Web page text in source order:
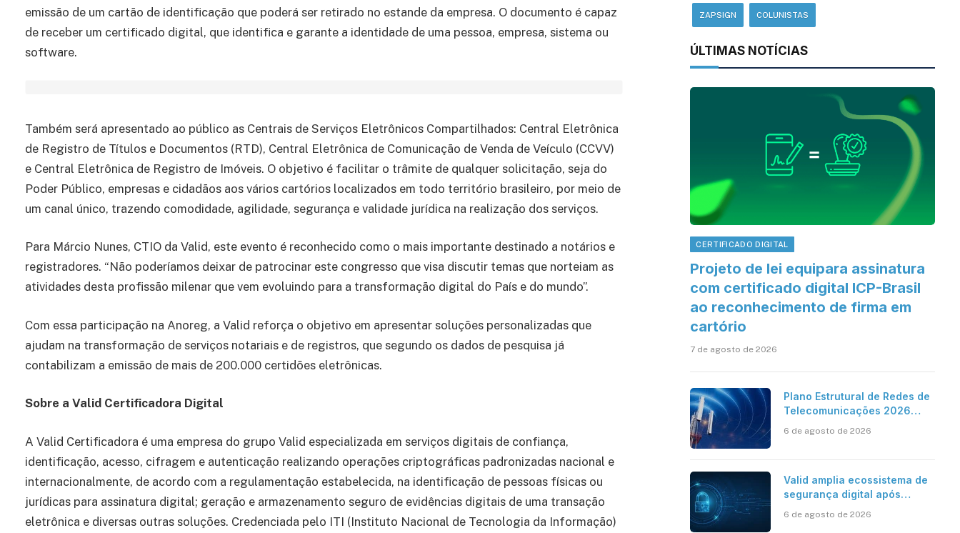
emissão de um cartão de identificação que poderá ser retirado no estande da empresa. O documento é capaz
de receber um certificado digital, que identifica e garante a identidade de uma pessoa, empresa, sistema ou
software.
Também será apresentado ao público as Centrais de Serviços Eletrônicos Compartilhados: Central Eletrônica
de Registro de Títulos e Documentos (RTD), Central Eletrônica de Comunicação de Venda de Veículo (CCVV)
e Central Eletrônica de Registro de Imóveis. O objetivo é facilitar o trâmite de qualquer solicitação, seja do
Poder Público, empresas e cidadãos aos vários cartórios localizados em todo território brasileiro, por meio de
um canal único, trazendo comodidade, agilidade, segurança e validade jurídica na realização dos serviços.
Para Márcio Nunes, CTIO da Valid, este evento é reconhecido como o mais importante destinado a notários e
registradores. “Não poderíamos deixar de patrocinar este congresso que visa discutir temas que norteiam as
atividades desta profissão milenar que vem evoluindo para a transformação digital do País e do mundo”.
Com essa participação na Anoreg, a Valid reforça o objetivo em apresentar soluções personalizadas que
ajudam na transformação de serviços notariais e de registros, que segundo os dados de pesquisa já
contabilizam a emissão de mais de 200.000 certidões eletrônicas.
Sobre a Valid Certificadora Digital
A Valid Certificadora é uma empresa do grupo Valid especializada em serviços digitais de confiança,
identificação, acesso, cifragem e autenticação realizando operações criptográficas padronizadas nacional e
internacionalmente, de acordo com a regulamentação estabelecida, na identificação de pessoas físicas ou
jurídicas para assinatura digital; geração e armazenamento seguro de evidências digitais de uma transação
eletrônica e diversas outras soluções. Credenciada pelo ITI (Instituto Nacional de Tecnologia da Informação)
ZAPSIGN COLUNISTAS
ÚLTIMAS NOTÍCIAS
CERTIFICADO DIGITAL
Projeto de lei equipara assinatura
com certificado digital ICP-Brasil
ao reconhecimento de firma em
cartório
7 de agosto de 2026
Plano Estrutural de Redes de
Telecomunicações 2026
móvel, mas mantém desafio
6 de agosto de 2026
Valid amplia ecossistema de
segurança digital após
6 de agosto de 2026